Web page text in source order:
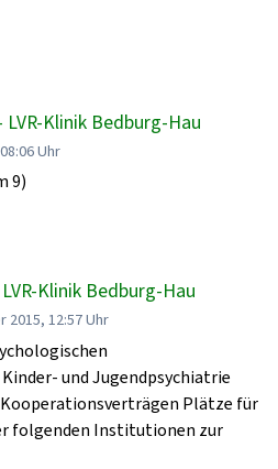
LVR-Klinik Bedburg-Hau
Uhr
9)
Klinik Bedburg-Hau
12:57 Uhr
und Jugendpsychiatrie
Plätze für
folgenden Institutionen zur